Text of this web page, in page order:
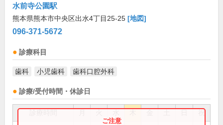
水前寺公園駅
熊本県熊本市中央区出水4丁目25-25 [地図]
096-371-5672
診療科目
歯科 小児歯科 歯科口腔外科
診療/受付時間・休診日
祝